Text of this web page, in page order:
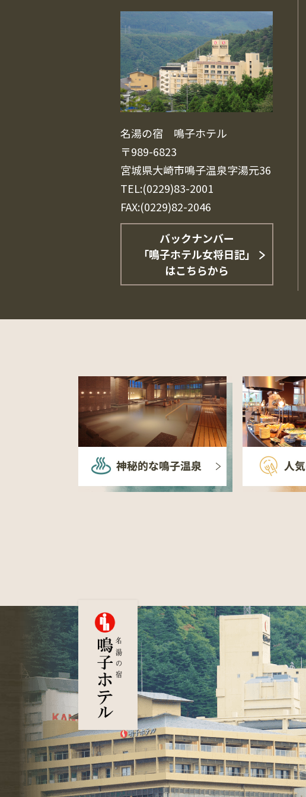
名湯の宿 鳴子ホテル
〒989-6823
宮城県大崎市鳴子温泉字湯元36
TEL:(0229)83-2001
FAX:(0229)82-2046
バックナンバー
「鳴子ホテル女将日記」
はこちらから